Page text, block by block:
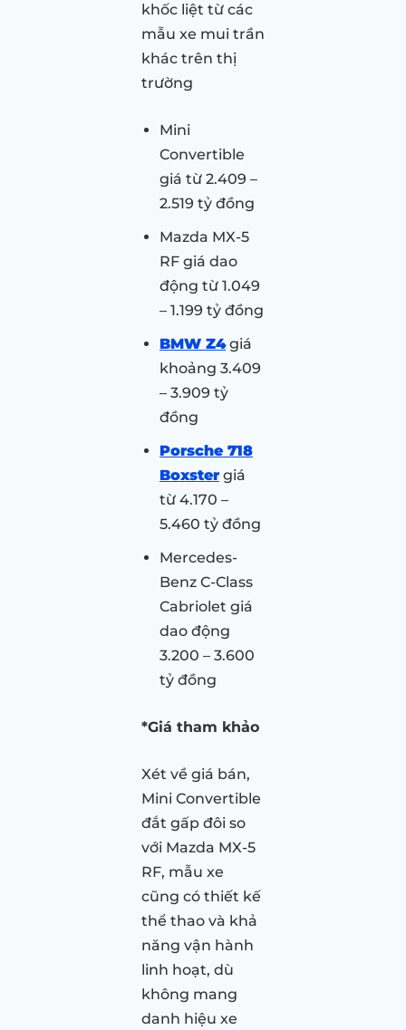
khốc liệt từ các
mẫu xe mui trần
khác trên thị
trường
Mini
Convertible
giá từ 2.409 –
2.519 tỷ đồng
Mazda MX-5
RF giá dao
động từ 1.049
– 1.199 tỷ đồng
BMW Z4giá
khoảng 3.409
– 3.909 tỷ
đồng
Porsche 718
Boxster giá
từ 4.170 –
5.460 tỷ đồng
Mercedes-
Benz C-Class
Cabriolet giá
dao động
3.200 – 3.600
tỷ đồng
*Giá tham khảo
Xét về giá bán,
Mini Convertible
đắt gấp đôi so
với Mazda MX-5
RF, mẫu xe
cũng có thiết kế
thể thao và khả
năng vận hành
linh hoạt, dù
không mang
danh hiệu xe